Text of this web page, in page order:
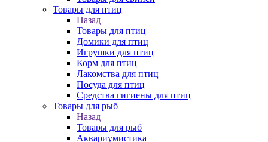
Товары для птиц
Назад
Товары для птиц
Домики для птиц
Игрушки для птиц
Корм для птиц
Лакомства для птиц
Посуда для птиц
Средства гигиены для птиц
Товары для рыб
Назад
Товары для рыб
Аквариумистика